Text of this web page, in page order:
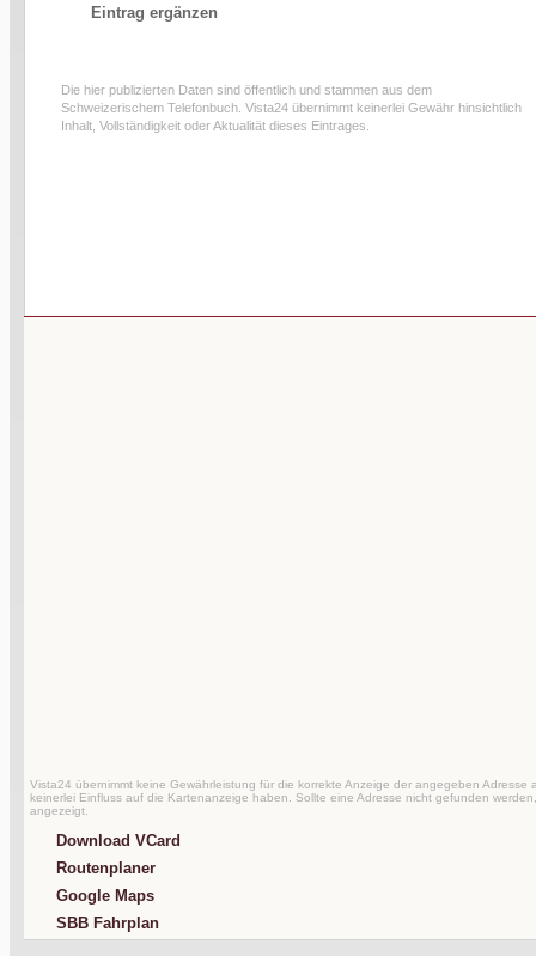
Eintrag ergänzen
Die hier publizierten Daten sind öffentlich und stammen aus dem
Schweizerischem Telefonbuch. Vista24 übernimmt keinerlei Gewähr hinsichtlich
Inhalt, Vollständigkeit oder Aktualität dieses Eintrages.
Vista24 übernimmt keine Gewährleistung für die korrekte Anzeige der angegeben Adresse
keinerlei Einfluss auf die Kartenanzeige haben. Sollte eine Adresse nicht gefunden
angezeigt.
Download VCard
Routenplaner
Google Maps
SBB Fahrplan